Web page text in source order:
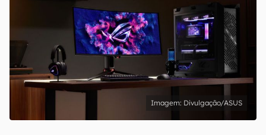
Divulgação/ASUS